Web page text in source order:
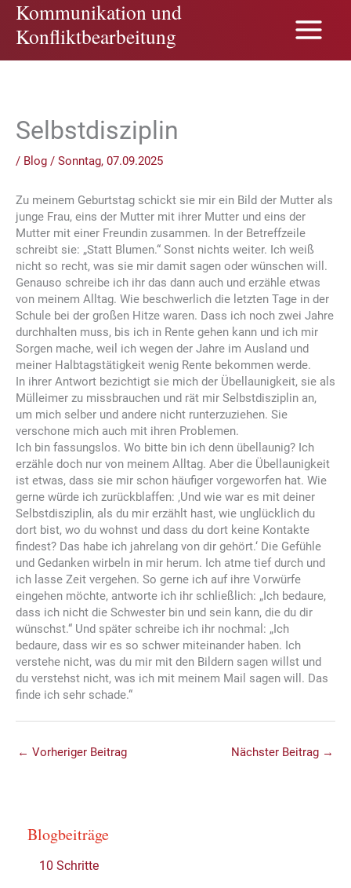
Zum
Inhalt
springen
Kommunikation und
Konfliktbearbeitung
Selbstdisziplin
/ Blog / Sonntag, 07.09.2025
Zu meinem Geburtstag schickt sie mir ein Bild der Mutter als
junge Frau, eins der Mutter mit ihrer Mutter und eins der
Mutter mit einer Freundin zusammen. In der Betreffzeile
schreibt sie: „Statt Blumen.“ Sonst nichts weiter. Ich weiß
nicht so recht, was sie mir damit sagen oder wünschen will.
Genauso schreibe ich ihr das dann auch und erzähle etwas
von meinem Alltag. Wie beschwerlich die letzten Tage in der
Schule bei der großen Hitze waren. Dass ich noch zwei Jahre
durchhalten muss, bis ich in Rente gehen kann und ich mir
Sorgen mache, weil ich wegen der Jahre im Ausland und
meiner Halbtagstätigkeit wenig Rente bekommen werde.
In ihrer Antwort bezichtigt sie mich der Übellaunigkeit, sie als
Mülleimer zu missbrauchen und rät mir Selbstdisziplin an,
um mich selber und andere nicht runterzuziehen. Sie
verschone mich auch mit ihren Problemen.
Ich bin fassungslos. Wo bitte bin ich denn übellaunig? Ich
erzähle doch nur von meinem Alltag. Aber die Übellaunigkeit
ist etwas, dass sie mir schon häufiger vorgeworfen hat. Wie
gerne würde ich zurückblaffen: ‚Und wie war es mit deiner
Selbstdisziplin, als du mir erzählt hast, wie unglücklich du
dort bist, wo du wohnst und dass du dort keine Kontakte
findest? Das habe ich jahrelang von dir gehört.‘ Die Gefühle
und Gedanken wirbeln in mir herum. Ich atme tief durch und
ich lasse Zeit vergehen. So gerne ich auf ihre Vorwürfe
eingehen möchte, antworte ich ihr schließlich: „Ich bedaure,
dass ich nicht die Schwester bin und sein kann, die du dir
wünschst.“ Und später schreibe ich ihr nochmal: „Ich
bedaure, dass wir es so schwer miteinander haben. Ich
verstehe nicht, was du mir mit den Bildern sagen willst und
du verstehst nicht, was ich mit meinem Mail sagen will. Das
finde ich sehr schade.“
← Vorheriger Beitrag Nächster Beitrag →
Blogbeiträge
10 Schritte